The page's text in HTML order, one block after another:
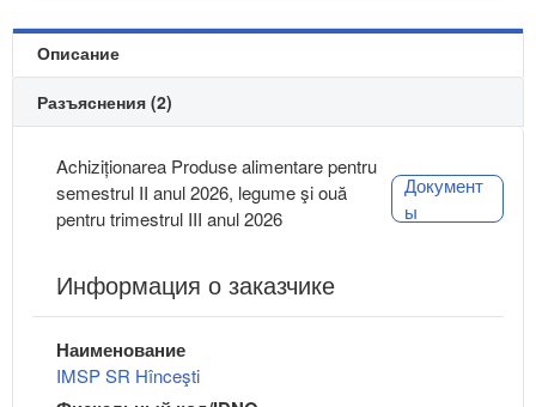
Описание
Разъяснения (2)
Achiziționarea Produse alimentare pentru
semestrul II anul 2026, legume şi ouă
pentru trimestrul III anul 2026
Документ
ы
Информация о заказчике
Наименование
IMSP SR Hînceşti